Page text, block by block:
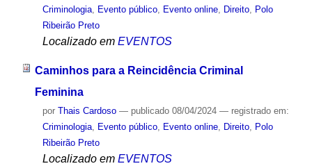
Criminologia, Evento público, Evento online, Direito, Polo
Ribeirão Preto
Localizado em EVENTOS
Caminhos para a Reincidência Criminal
Feminina
por Thais Cardoso — publicado08/04/2024 — registrado em:
Criminologia, Evento público, Evento online, Direito, Polo
Ribeirão Preto
Localizado em EVENTOS